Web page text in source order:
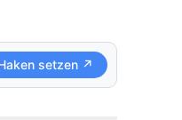
setzen ↗